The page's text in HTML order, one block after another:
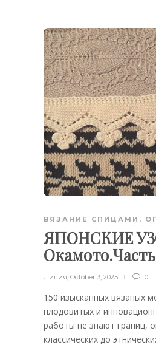
ВЯЗАНИЕ СПИЦАМИ ,
ЯПОНСКИЕ
Лилия October 3, 2025 0
150 изысканных вязаных
плодовитых и
работы не знают границ,
классических до